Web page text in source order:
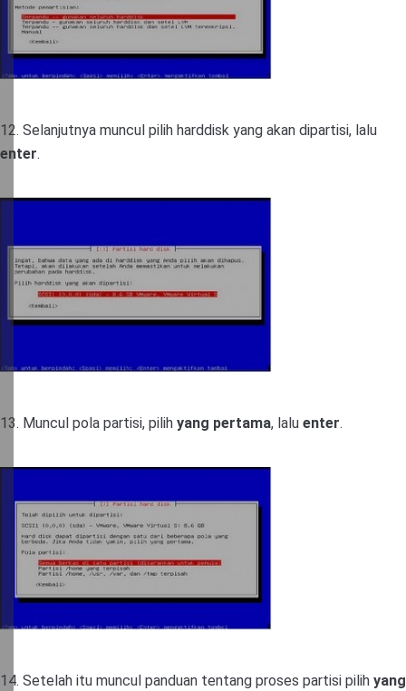
12. Selanjutnya muncul pilih harddisk yang akan dipartisi, lalu
enter.
13. Muncul pola partisi, pilih yang pertama, lalu enter.
14. Setelah itu muncul panduan tentang proses partisi pilih yang